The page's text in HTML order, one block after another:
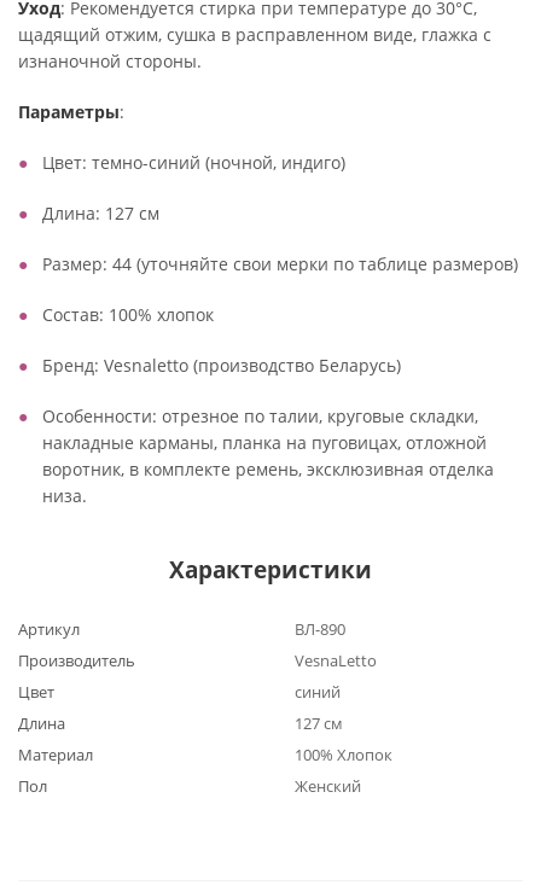
Уход: Рекомендуется стирка при температуре до 30°C,
щадящий отжим, сушка в расправленном виде, глажка с
изнаночной стороны.
Параметры:
Цвет: темно-синий (ночной, индиго)
Длина: 127 см
Размер: 44 (уточняйте свои мерки по таблице размеров)
Состав: 100% хлопок
Бренд: Vesnaletto (производство Беларусь)
Особенности: отрезное по талии, круговые складки,
накладные карманы, планка на пуговицах, отложной
воротник, в комплекте ремень, эксклюзивная отделка
низа.
Характеристики
Артикул
ВЛ-890
Производитель
VesnaLetto
Цвет
синий
Длина
127 см
Материал
100% Хлопок
Пол
Женский